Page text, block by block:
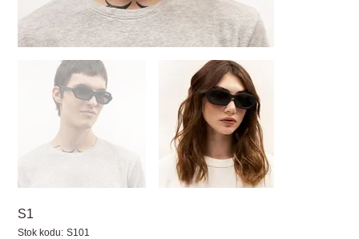
S1
Stok kodu: Stok
S101